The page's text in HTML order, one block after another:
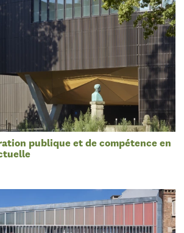
publique et de compétence en